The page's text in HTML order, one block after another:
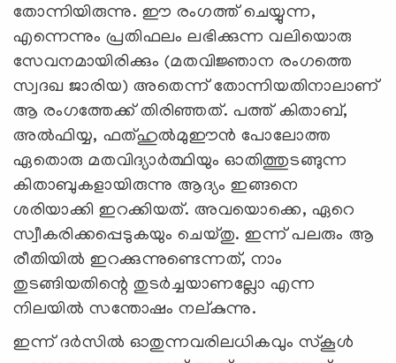
തോന്നിയിരുന്നു. ഈ രംഗത്ത് ചെയ്യുന്ന,
എന്നെന്നും പ്രതിഫലം ലഭിക്കുന്ന വലിയൊരു
സേവനമായിരിക്കും (മതവിജ്ഞാന രംഗത്തെ
സ്വദഖ ജാരിയ) അതെന്ന് തോന്നിയതിനാലാണ്
ആ രംഗത്തേക്ക് തിരിഞ്ഞത്. പത്ത് കിതാബ്,
അല്‍ഫിയ്യ, ഫത്ഹുല്‍മുഈന്‍ പോലോത്ത
ഏതൊരു മതവിദ്യാര്‍ത്ഥിയും ഓതിത്തുടങ്ങുന്ന
കിതാബുകളായിരുന്നു ആദ്യം ഇങ്ങനെ
ശരിയാക്കി ഇറക്കിയത്. അവയൊക്കെ, ഏറെ
സ്വീകരിക്കപ്പെടുകയും ചെയ്തു. ഇന്ന് പലരും ആ
രീതിയില്‍ ഇറക്കുന്നുണ്ടെന്നത്, നാം
തുടങ്ങിയതിന്റെ തുടര്‍ച്ചയാണല്ലോ എന്ന
നിലയില്‍ സന്തോഷം നല്കുന്നു.
ഇന്ന് ദര്‍സില്‍ ഓതുന്നവരിലധികവും സ്കൂള്‍